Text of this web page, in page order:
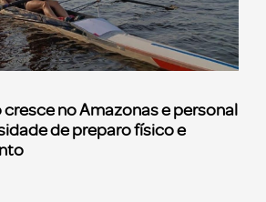
no Amazonas e personal
de preparo físico e